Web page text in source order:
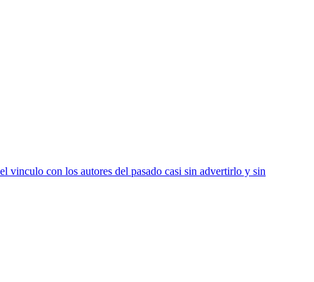
vinculo con los autores del pasado casi sin advertirlo y sin